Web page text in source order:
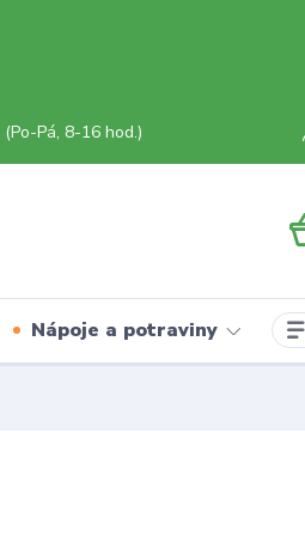
(Po-Pá, 8-16 hod.)
Nápoje a potraviny